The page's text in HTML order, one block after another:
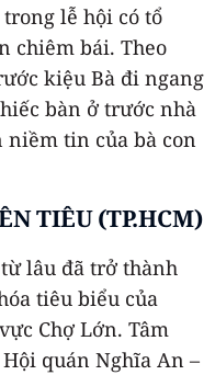
lễ hội có tổ
chiêm bái. Theo
kiệu Bà đi ngang
bàn ở trước nhà
niềm tin của bà con
TIÊU (TP.HCM)
lâu đã trở thành
tiêu biểu của
Chợ Lớn. Tâm
quán Nghĩa An –